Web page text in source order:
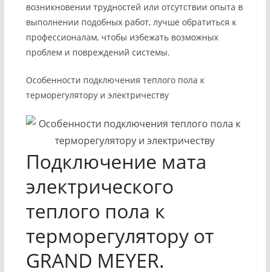
возникновении трудностей или отсутствии опыта в
выполнении подобных работ, лучше обратиться к
профессионалам, чтобы избежать возможных
проблем и повреждений системы.
Особенности подключения теплого пола к
терморегулятору и электричеству
Подключение мата
электрического
теплого пола к
терморегулятору от
GRAND MEYER.